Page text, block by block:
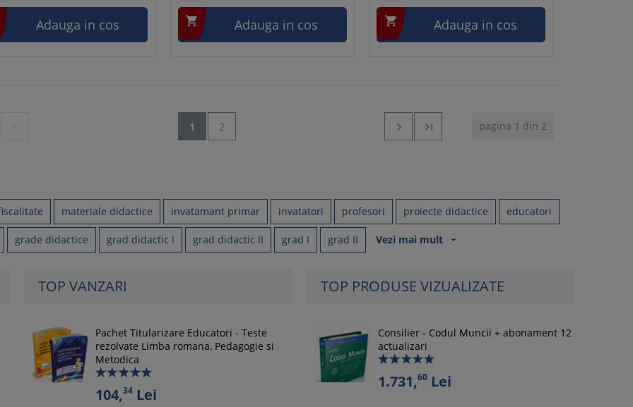
Adauga in cos  Adauga in cos  Adauga in cos
1 2 pagina 1 din 2


materiale didactice invatamant primar invatatori profesori proiecte didactice educatori
grade didactice grad didactic I grad didactic II grad I grad II Vezi mai mult arrow_drop_down
TOP VANZARI
Pachet Titularizare Educatori - Teste
rezolvate Limba romana, Pedagogie si
Metodica
104,34Lei
TOP PRODUSE VIZUALIZATE
Consilier - Codul Muncii + abonament 12
actualizari
1.731,60Lei